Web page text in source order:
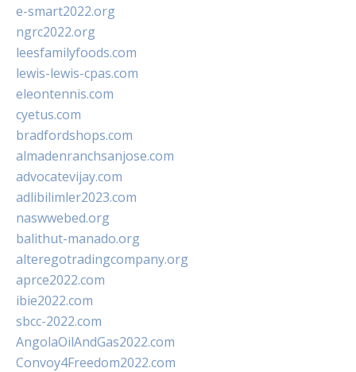
e-smart2022.org
ngrc2022.org
leesfamilyfoods.com
lewis-lewis-cpas.com
eleontennis.com
cyetus.com
bradfordshops.com
almadenranchsanjose.com
advocatevijay.com
adlibilimler2023.com
naswwebed.org
balithut-manado.org
alteregotradingcompany.org
aprce2022.com
ibie2022.com
sbcc-2022.com
AngolaOilAndGas2022.com
Convoy4Freedom2022.com